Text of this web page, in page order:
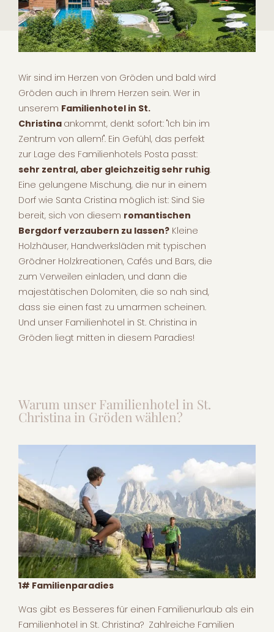
Wir sind im Herzen von Gröden und bald wird
Gröden auch in Ihrem Herzen sein. Wer in
unserem Familienhotel in St.
Christina ankommt, denkt sofort: "Ich bin im
Zentrum von allem!". Ein Gefühl, das perfekt
zur Lage des Familienhotels Posta passt:
sehr zentral, aber gleichzeitig sehr ruhig.
Eine gelungene Mischung, die nur in einem
Dorf wie Santa Cristina möglich ist: Sind Sie
bereit, sich von diesem romantischen
Bergdorf verzaubern zu lassen? Kleine
Holzhäuser, Handwerksläden mit typischen
Grödner Holzkreationen, Cafés und Bars, die
zum Verweilen einladen, und dann die
majestätischen Dolomiten, die so nah sind,
dass sie einen fast zu umarmen scheinen.
Und unser Familienhotel in St. Christina in
Gröden liegt mitten in diesem Paradies!
Warum unser Familienhotel in St.
Christina in Gröden wählen?
1# Familienparadies
Was gibt es Besseres für einen Familienurlaub als ein
Familienhotel in St. Christina? Zahlreiche Familien